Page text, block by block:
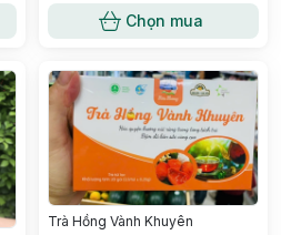
Chọn mua
Trà Hồng Vành Khuyên